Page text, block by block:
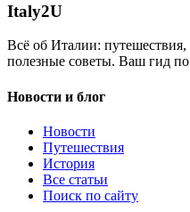
Italy2U
Всё об Италии:
полезные советы. Ваш гид
Новости и блог
Новости
Путешествия
История
Все статьи
Поиск по сайту